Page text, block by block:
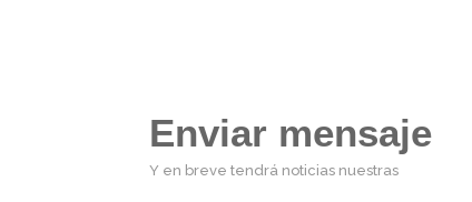
Enviar mensaje
Y en breve tendrá noticias nuestras